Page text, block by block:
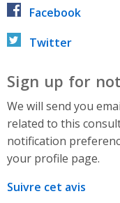
Facebook
Twitter
Sign up for
We will send you
related to this
notification
your profile page.
Suivre cet avis